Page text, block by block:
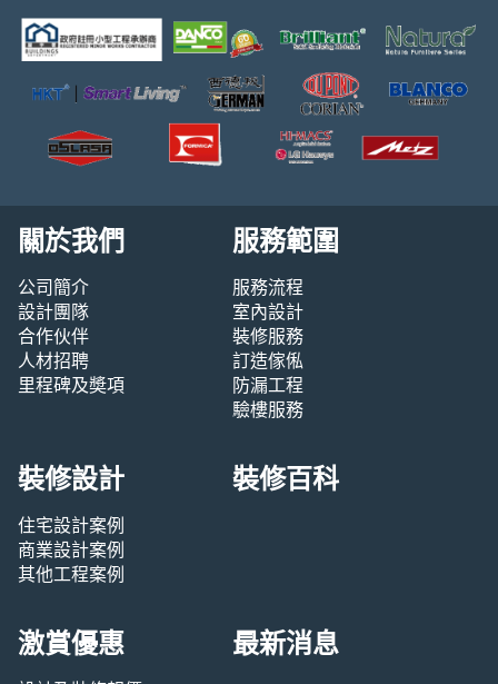
關於我們
公司簡介
設計團隊
合作伙伴
人材招聘
里程碑及奬項
服務範圍
服務流程
室內設計
裝修服務
訂造傢俬
防漏工程
驗樓服務
裝修設計
住宅設計案例
商業設計案例
其他工程案例
裝修百科
激賞優惠 最新消息